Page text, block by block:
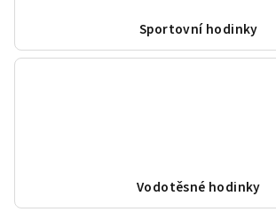
Sportovní hodinky
Vodotěsné hodinky